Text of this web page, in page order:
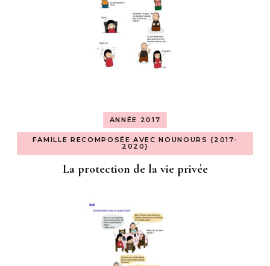
ANNÉE 2017
FAMILLE RECOMPOSÉE AVEC NOUNOURS {2017-
2020}
La protection de la vie privée